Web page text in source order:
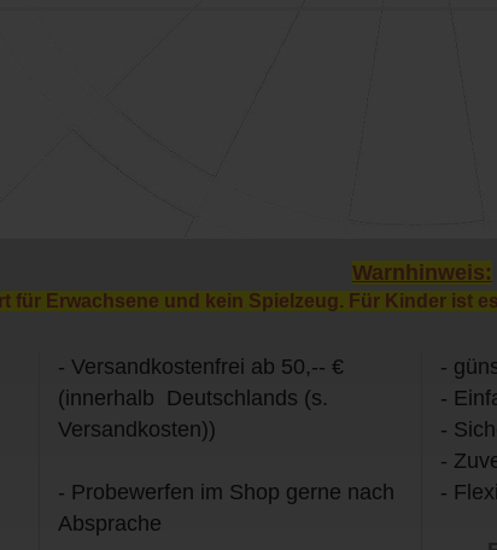
Warnhinweis:
für Erwachsene und kein Spielzeug. Für Kinder ist
- Versandkostenfrei ab 50,-- €
(innerhalb Deutschlands (s.
Versandkosten))
- Probewerfen im Shop gerne nach
Absprache
-
-
-
-
-